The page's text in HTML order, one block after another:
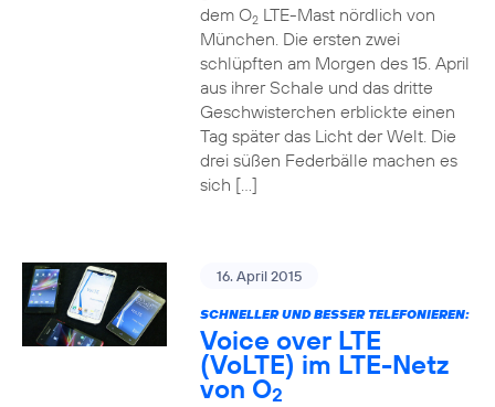
dem O2LTE-Mast nördlich von
München. Die ersten zwei
schlüpften am Morgen des 15. April
aus ihrer Schale und das dritte
Geschwisterchen erblickte einen
Tag später das Licht der Welt. Die
drei süßen Federbälle machen es
sich […]
16. April 2015
SCHNELLER UND BESSER TELEFONIEREN:
Voice over LTE
(VoLTE) im LTE-Netz
von O2